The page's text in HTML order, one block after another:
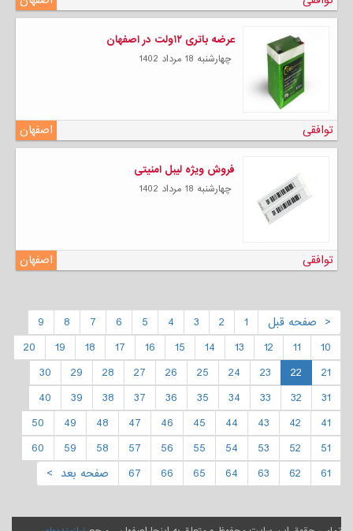
عرضه باتری ۱۲ولت در اصفهان
چهارشنبه 18 مرداد 1402
اصفهان توافقی
فروش ویژه لیبل امنیتی
چهارشنبه 18 مرداد 1402
اصفهان توافقی
< صفحه قبل 1
2
3
4
5
6
7
8
9
10
11
12
13
14
15
16
17
18
19
20
21
22
23
24
25
26
27
28
29
30
31
32
33
34
35
36
37
38
39
40
41
42
43
44
45
46
47
48
49
50
51
52
53
54
55
56
57
58
59
60
61
62
63
64
65
66
67 صفحه بعد >